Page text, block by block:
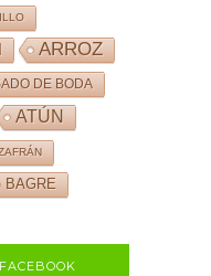
ARROZ
DE BODA
ATÚN
BAGRE